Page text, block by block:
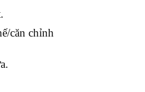
căn chỉnh